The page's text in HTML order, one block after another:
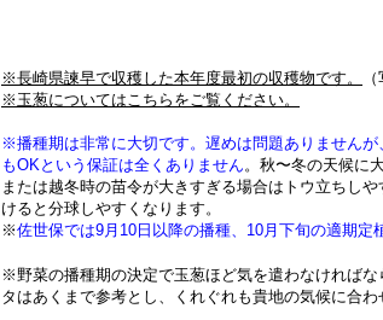
※長崎県諫早で収穫した本年度最初の収穫物です。
※玉葱についてはこちらをご覧ください。
※播種期は非常に大切です。遅めは問題ありません
もOKという保証は全くありません。秋〜冬の天候に
または越冬時の苗令が大きすぎる場合はトウ立ちし
けると分球しやすくなります。
※佐世保では9月10日以降の播種、10月下旬の適期定
※野菜の播種期の決定で玉葱ほど気を遣わなければ
タはあくまで参考とし、くれぐれも貴地の気候に合わ